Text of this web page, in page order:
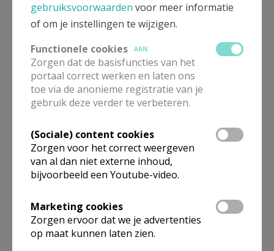
Roepingenpastoraal present
in Lissabon
Brochure 'Roeping: het
Walter Ceyssens, jezuïet in
Leuven
gebruiksvoorwaarden voor meer informatie
of om je instellingen te wijzigen.
Functionele cookies
AAN
Zorgen dat de basisfuncties van het
portaal correct werken en laten ons
toe via de anonieme registratie van je
gebruik deze verder te verbeteren.
(Sociale) content cookies
Zorgen voor het correct weergeven
van al dan niet externe inhoud,
bijvoorbeeld een Youtube-video.
Marketing cookies
Zorgen ervoor dat we je advertenties
op maat kunnen laten zien.